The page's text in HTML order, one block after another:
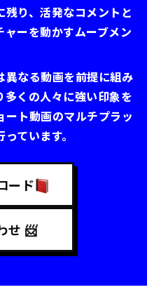
り、活発なコメントと
ーを動かすムーブメン
異なる動画を前提に組み
くの人々に強い印象を
ト動画のマルチプラッ
ています。
ード
せ 📨